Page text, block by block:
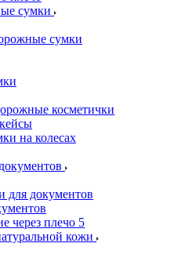
сумки
сумки
косметички
на колесах
для документов
через плечо 5
кожи